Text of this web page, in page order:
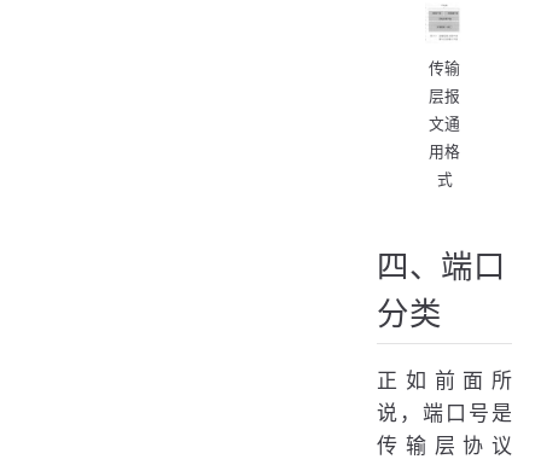
传输
层报
文通
用格
式
四、端口
分类
正如前面所
说，端口号是
传输层协议